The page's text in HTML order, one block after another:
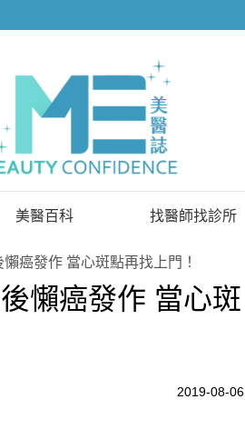
美醫百科 找醫師找診所
找醫師
找診所
癌發作 當心斑點再找上門！
懶癌發作 當心斑
2019-08-06